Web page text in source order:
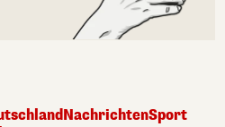
NachrichtenSport